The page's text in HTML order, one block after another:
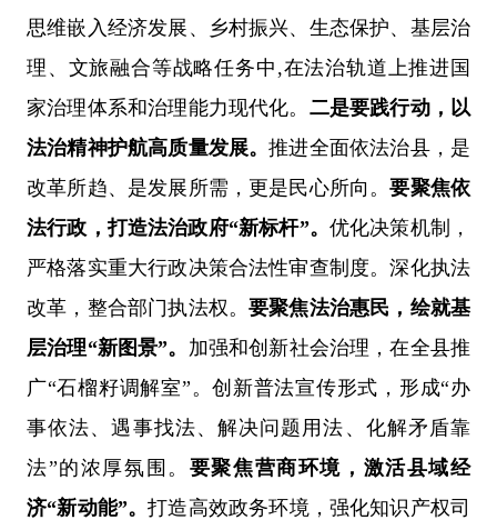
思维嵌入经济发展、乡村振兴、生态保护、基层治
理、文旅融合等战略任务中 ,在法治轨道上推进国
家治理体系和治理能力现代化。 二是要践行动，以
法治精神护航高质量发展。推进全面依法治县，是
改革所趋、是发展所需，更是民心所向。要聚焦依
法行政，打造法治政府“新标杆”。 优化决策机制，
严格落实重大行政决策合法性审查制度。深化执法
改革，整合部门执法权。要聚焦法治惠民，绘就基
层治理“新图景”。 加强和创新社会治理，在全县推
广“石榴籽调解室” 。创新普法宣传形式，形成“办
事依法、遇事找法、解决问题用法、化解矛盾靠
法”的浓厚氛围。 要聚焦营商环境，激活县域经
济“新动能”。打造高效政务环境，强化知识产权司